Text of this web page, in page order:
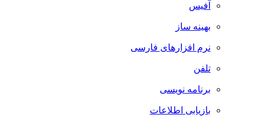
آفیس
بهینه ساز
نرم افزارهای فارسی
تلفن
برنامه نویسی
بازیابی اطلاعات